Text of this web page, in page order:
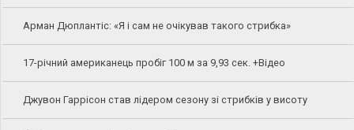
Арман Дюплантіс: «Я і сам не очікував такого стрибка»
17-річний американець пробіг 100 м за 9,93 сек. +Відео
Джувон Гаррісон став лідером сезону зі стрибків у висоту